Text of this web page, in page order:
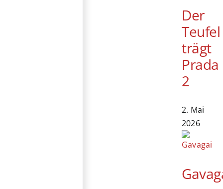
Der
Teufel
trägt
Prada
2
2. Mai
2026